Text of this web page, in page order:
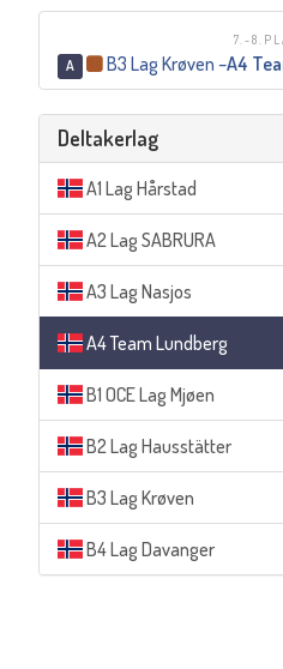
7.-
A B3 Lag Krøven–A4
Deltakerlag
A1 Lag Hårstad
A2 Lag SABRURA
A3 Lag Nasjos
A4 Team Lundberg
B1 OCE Lag Mjøen
B2 Lag Hausstätter
B3 Lag Krøven
B4 Lag Davanger